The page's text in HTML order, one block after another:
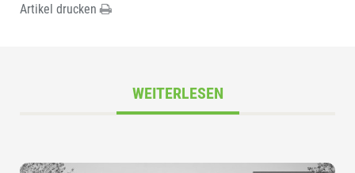
Artikel drucken
WEITERLESEN